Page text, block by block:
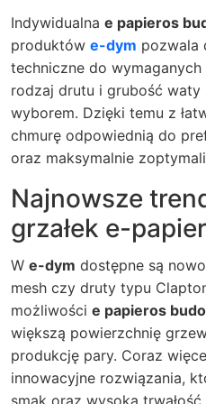
Indywidualna e papieros
produktów e-dym pozwala
techniczne do
rodzaj drutu i grubość waty
wyborem. Dzięki temu z
chmurę odpowiednią do
oraz maksymalnie
Najnowsze
grzałek e-
W e-dym dostępne są
mesh czy druty typu
możliwości e papieros
większą powierzchnię
produkcję pary. Coraz
innowacyjne rozwiązania,
smak oraz wysoką trwałość.